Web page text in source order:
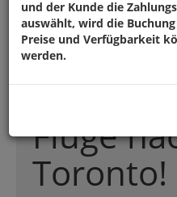
Die
Flüge
Toronto!
und der Kunde die
auswählt, wird die
Preise und Verfügbarkeit
werden.